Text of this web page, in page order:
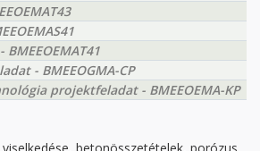
- BMEEOGMA-CP
projektfeladat - BMEEOEMA-KP
betonösszetételek, porózus